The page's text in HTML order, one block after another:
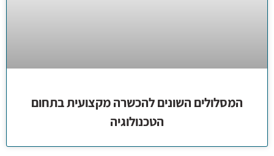
המסלולים השונים להכשרה מקצועית בתחום
הטכנולוגיה